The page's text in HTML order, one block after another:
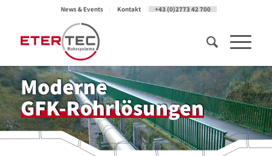
News & Events Kontakt +43 (0)2773 42 700
Moderne
GFK-Rohrlösungen